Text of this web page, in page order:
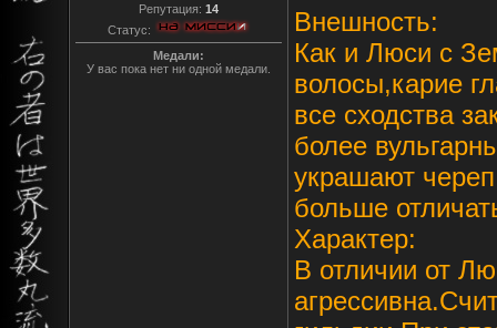
Репутация: 14
Статус:
Медали:
У вас пока нет ни одной медали.
Внешность:
Как и Люси с
волосы,карие
все сходства
более
украшают
больше
Характер:
В отличии от